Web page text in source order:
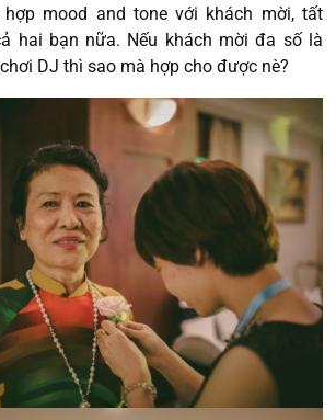
mood and tone với khách mời, tất
hai bạn nữa. Nếu khách mời đa số là
DJ thì sao mà hợp cho được nè?